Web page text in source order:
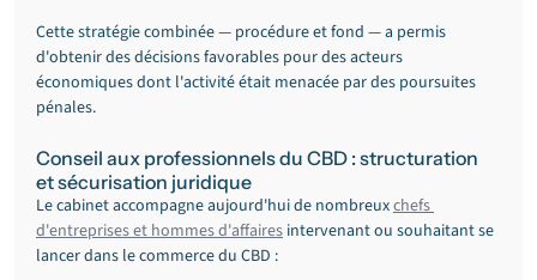
Cette stratégie combinée — procédure et fond — a permis
d'obtenir des décisions favorables pour des acteurs
économiques dont l'activité était menacée par des poursuites
pénales.
Conseil aux professionnels du CBD : structuration
et sécurisation juridique
Le cabinet accompagne aujourd'hui de nombreux chefs
d'entreprises et hommes d'affaires intervenant ou souhaitant se
lancer dans le commerce du CBD :